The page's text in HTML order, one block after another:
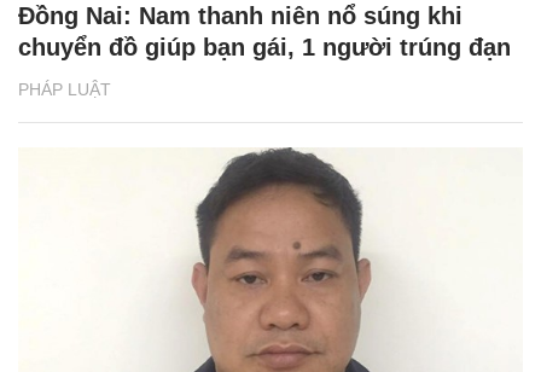
PHÁP LUẬT
Đồng Nai: Nam thanh niên nổ súng khi
chuyển đồ giúp bạn gái, 1 người trúng đạn